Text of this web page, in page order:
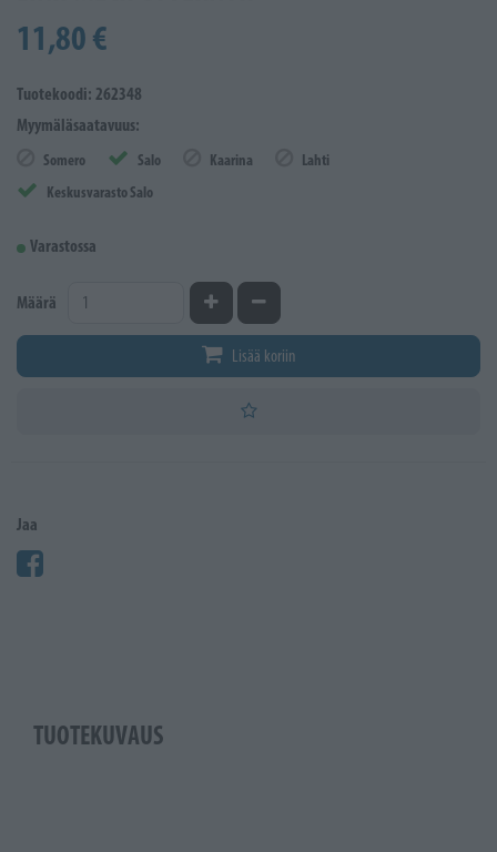
11,80 €
Tuotekoodi: 262348
Myymäläsaatavuus:
Somero Salo Kaarina
Lahti
Keskusvarasto Salo
Varastossa
Määrä Kasvata määrääVähennä määrää
Lisää koriin
Jaa
TUOTEKUVAUS